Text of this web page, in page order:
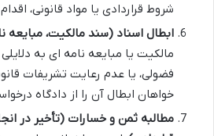
شروط قراردادی یا مواد قانونی،
ابطال اسناد (سند مالکیت، مبایعه
مالکیت یا مبایعه نامه ای به
فضولی، یا عدم رعایت تشریفات
خواهان ابطال آن را از دادگاه
مطالبه ثمن و خسارات (تأخیر در